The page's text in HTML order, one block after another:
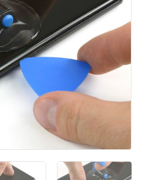
Abbrechen Kommentieren